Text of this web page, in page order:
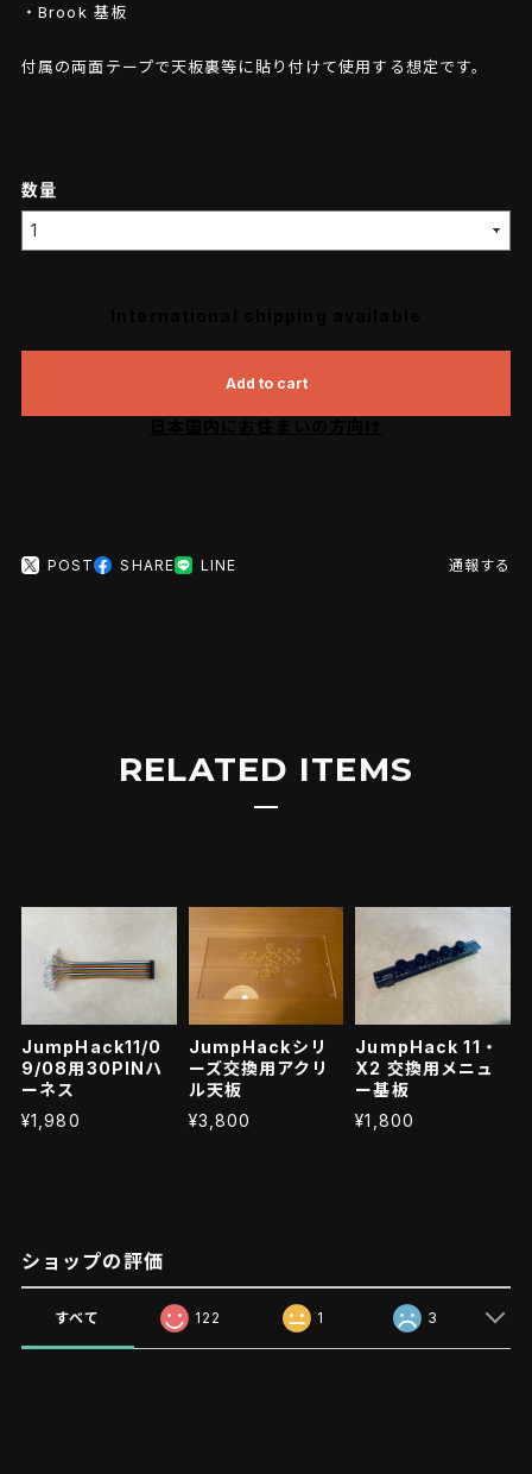
・Brook 基板
付属の両面テープで天板裏等に貼り付けて使用する想定です。
数量
Add to cart
POST SHARE LINE 通報する
RELATED ITEMS
JumpHack11/0
9/08用30PINハ
ーネス
¥1,980
JumpHackシリ
ーズ交換用アクリ
ル天板
¥3,800
JumpHack 11・
X2 交換用メニュ
ー基板
¥1,800
ショップの評価
すべて 122 1 3